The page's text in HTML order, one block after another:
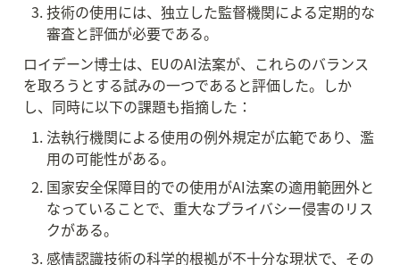
技術の使用には、独立した監督機関による定期的な
審査と評価が必要である。
ロイデーン博士は、EUのAI法案が、これらのバランス
を取ろうとする試みの一つであると評価した。しか
し、同時に以下の課題も指摘した：
法執行機関による使用の例外規定が広範であり、濫
用の可能性がある。
国家安全保障目的での使用がAI法案の適用範囲外と
なっていることで、重大なプライバシー侵害のリス
クがある。
感情認識技術の科学的根拠が不十分な現状で、その